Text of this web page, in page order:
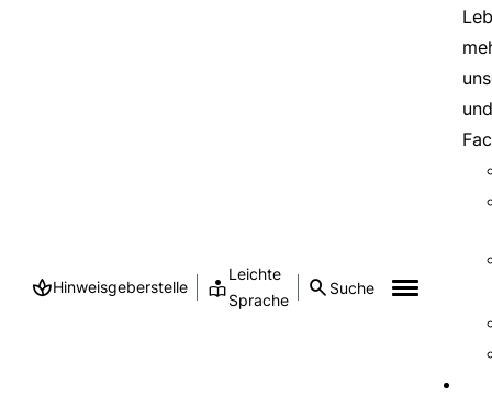
Hinweisgeberstelle
Leichte
Sprache
Suche